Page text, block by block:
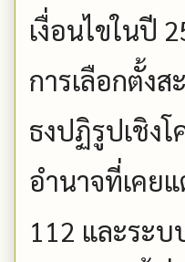
เงื่อนไขในปี
การเลือกตั้ง
ธงปฏิรูปเชิง
อำนาจที่เคย
112 และระ